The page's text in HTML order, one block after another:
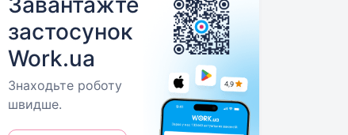
застосунок
Work.ua
Знаходьте роботу
швидше.